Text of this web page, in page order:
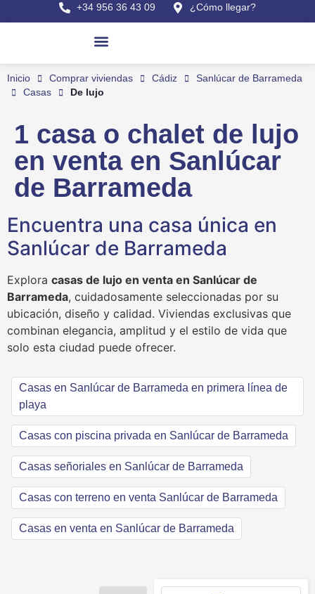
+34 956 36 43 09 ¿Cómo llegar?
Inicio Comprar viviendas Cádiz
Sanlúcar de Barrameda
Casas
De lujo
1 casa o chalet de lujo
en venta en Sanlúcar
de Barrameda
Encuentra una casa única en
Sanlúcar de Barrameda
Explora casas de lujo en venta en Sanlúcar de
Barrameda, cuidadosamente seleccionadas por su
ubicación, diseño y calidad. Viviendas exclusivas que
combinan elegancia, amplitud y el estilo de vida que
solo esta ciudad puede ofrecer.
Casas en Sanlúcar de Barrameda en primera línea de
playa
Casas con piscina privada en Sanlúcar de Barrameda
Casas señoriales en Sanlúcar de Barrameda
Casas con terreno en venta Sanlúcar de Barrameda
Casas en venta en Sanlúcar de Barrameda